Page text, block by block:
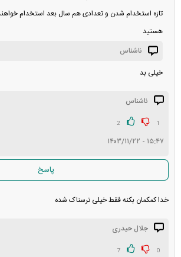
تازه استخدام شدن و تعدادی هم سال بعد استخدام
هستید
ناشناس
خیلی بد
ناشناس
1
2
۱۵:۴۷ - ۱۴۰۳/۱۱/۲۲
پاسخ
خدا کمکمان بکنه فقط خیلی ترسناک شده
جلال حیدری
0
7